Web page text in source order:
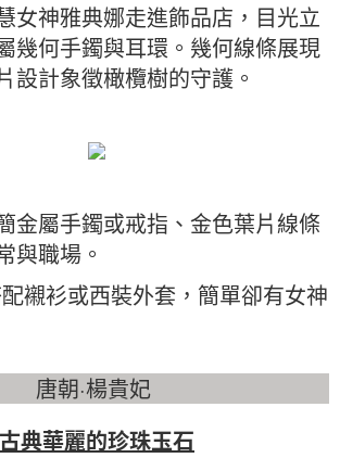
女神雅典娜走進飾品店，目光立
幾何手鐲與耳環。幾何線條展現
設計象徵橄欖樹的守護。
金屬手鐲或戒指、金色葉片線條
與職場。
襯衫或西裝外套，簡單卻有女神
唐朝·楊貴妃
古典華麗的珍珠玉石